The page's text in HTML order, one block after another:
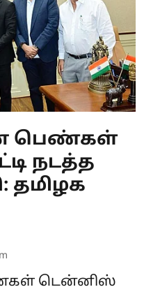
பெண்கள்
நடத்த
தமிழக
டென்னிஸ்